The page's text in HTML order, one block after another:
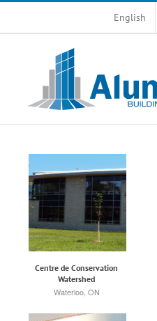
English
Centre de Conservation
Watershed
Waterloo, ON